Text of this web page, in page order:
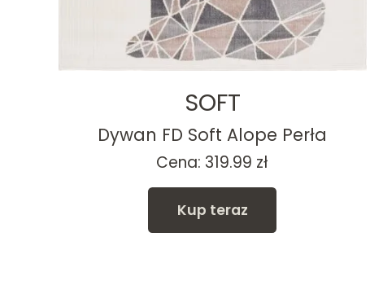
SOFT
Dywan FD Soft Alope Perła
Cena: 319.99 zł
Kup teraz